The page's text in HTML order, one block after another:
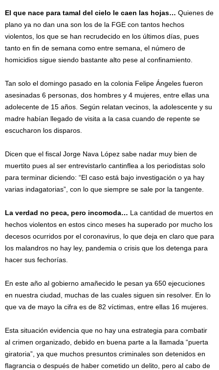
El que nace para tamal del cielo le caen las hojas… Quienes de
plano ya no dan una son los de la FGE con tantos hechos
violentos, los que se han recrudecido en los últimos días, pues
tanto en fin de semana como entre semana, el número de
homicidios sigue siendo bastante alto pese al confinamiento.
Tan solo el domingo pasado en la colonia Felipe Ángeles fueron
asesinadas 6 personas, dos hombres y 4 mujeres, entre ellas una
adolecente de 15 años. Según relatan vecinos, la adolescente y su
madre habían llegado de visita a la casa cuando de repente se
escucharon los disparos.
Dicen que el fiscal Jorge Nava López sabe nadar muy bien de
muertito pues al ser entrevistarlo cantinflea a los periodistas solo
para terminar diciendo: “El caso está bajo investigación o ya hay
varias indagatorias”, con lo que siempre se sale por la tangente.
La verdad no peca, pero incomoda… La cantidad de muertos en
hechos violentos en estos cinco meses ha superado por mucho los
decesos ocurridos por el coronavirus, lo que deja en claro que para
los malandros no hay ley, pandemia o crisis que los detenga para
hacer sus fechorías.
En este año al gobierno amañecido le pesan ya 650 ejecuciones
en nuestra ciudad, muchas de las cuales siguen sin resolver. En lo
que va de mayo la cifra es de 82 víctimas, entre ellas 16 mujeres.
Esta situación evidencia que no hay una estrategia para combatir
al crimen organizado, debido en buena parte a la llamada “puerta
giratoria”, ya que muchos presuntos criminales son detenidos en
flagrancia o después de haber cometido un delito, pero al cabo de